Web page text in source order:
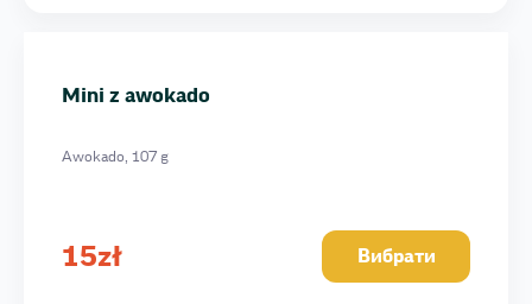
Mini z awokado
Awokado, 107 g
15zł Вибрати